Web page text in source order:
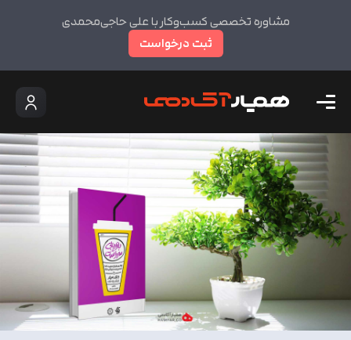
مشاوره تخصصی کسب‌وکار با علی حاجی‌محمدی
ثبت درخواست